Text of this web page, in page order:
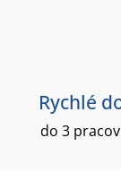
Rychlé
do 3